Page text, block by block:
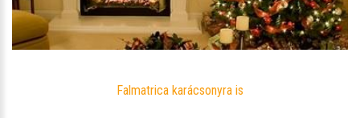
Falmatrica karácsonyra is